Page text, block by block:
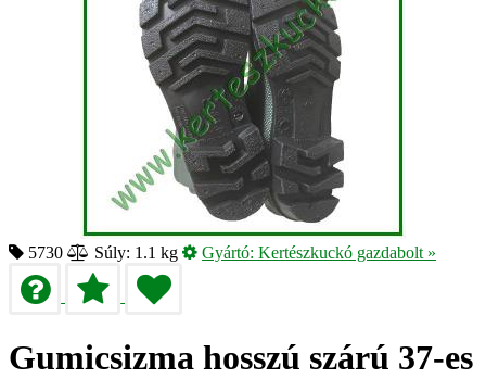
5730 Súly: 1.1 kg Gyártó: Kertészkuckó gazdabolt »
Gumicsizma hosszú szárú 37-es